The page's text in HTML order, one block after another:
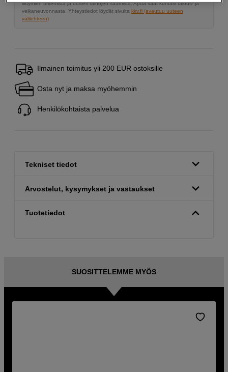
liittymien tekemistä ja uusien lainojen saamista. Apua saat kuntasi talous- ja
velkaneuvonnasta. Yhteystiedot löydät sivulta kkv.fi (avautuu uuteen
välilehteen)
Ilmainen toimitus yli 200 EUR ostoksille
Osta nyt ja maksa myöhemmin
Henkilökohtaista palvelua
Tekniset tiedot
Arvostelut, kysymykset ja vastaukset
Tuotetiedot
SUOSITTELEMME MYÖS